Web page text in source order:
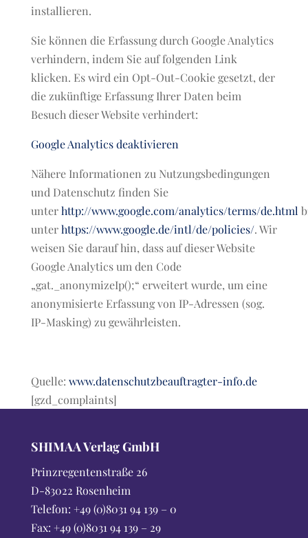
installieren.
Sie können die Erfassung durch Google Analytics
verhindern, indem Sie auf folgenden Link
klicken. Es wird ein Opt-Out-Cookie gesetzt, der
die zukünftige Erfassung Ihrer Daten beim
Besuch dieser Website verhindert:
Google Analytics deaktivieren
Nähere Informationen zu Nutzungsbedingungen
und Datenschutz finden Sie
unterhttp://www.google.com/analytics/terms/de.html
unterhttps://www.google.de/intl/de/policies/. Wir
weisen Sie darauf hin, dass auf dieser Website
Google Analytics um den Code
„gat._anonymizeIp();“ erweitert wurde, um eine
anonymisierte Erfassung von IP-Adressen (sog.
IP-Masking) zu gewährleisten.
Quelle: www.datenschutzbeauftragter-info.de
[gzd_complaints]
SHIMAA Verlag GmbH
Prinzregentenstraße 26
D-83022 Rosenheim
Telefon: +49 (0)8031 94 139 – 0
Fax: +49 (0)8031 94 139 – 29